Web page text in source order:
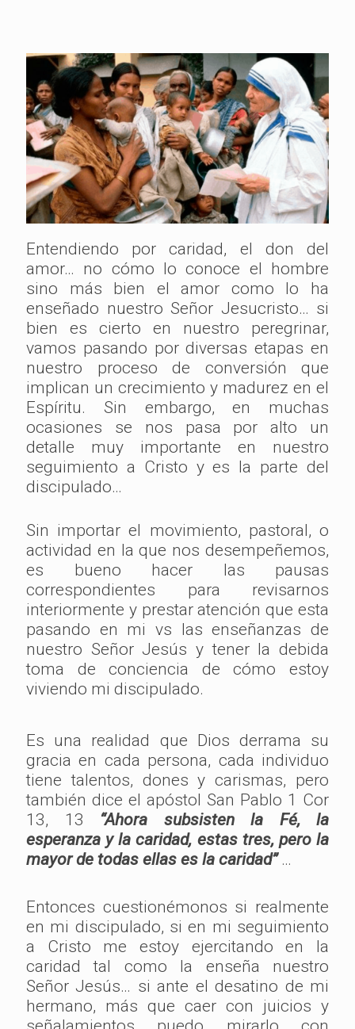
Entendiendo por caridad, el don del
amor… no cómo lo conoce el hombre
sino más bien el amor como lo ha
enseñado nuestro Señor Jesucristo… si
bien es cierto en nuestro peregrinar,
vamos pasando por diversas etapas en
nuestro proceso de conversión que
implican un crecimiento y madurez en el
Espíritu. Sin embargo, en muchas
ocasiones se nos pasa por alto un
detalle muy importante en nuestro
seguimiento a Cristo y es la parte del
discipulado…
Sin importar el movimiento, pastoral, o
actividad en la que nos desempeñemos,
es bueno hacer las pausas
correspondientes para revisarnos
interiormente y prestar atención que esta
pasando en mi vs las enseñanzas de
nuestro Señor Jesús y tener la debida
toma de conciencia de cómo estoy
viviendo mi discipulado.
Es una realidad que Dios derrama su
gracia en cada persona, cada individuo
tiene talentos, dones y carismas, pero
también dice el apóstol San Pablo 1 Cor
13, 13 “Ahora subsisten la Fé, la
esperanza y la caridad, estas tres, pero la
mayor de todas ellas es la caridad”…
Entonces cuestionémonos si realmente
en mi discipulado, si en mi seguimiento
a Cristo me estoy ejercitando en la
caridad tal como la enseña nuestro
Señor Jesús… si ante el desatino de mi
hermano, más que caer con juicios y